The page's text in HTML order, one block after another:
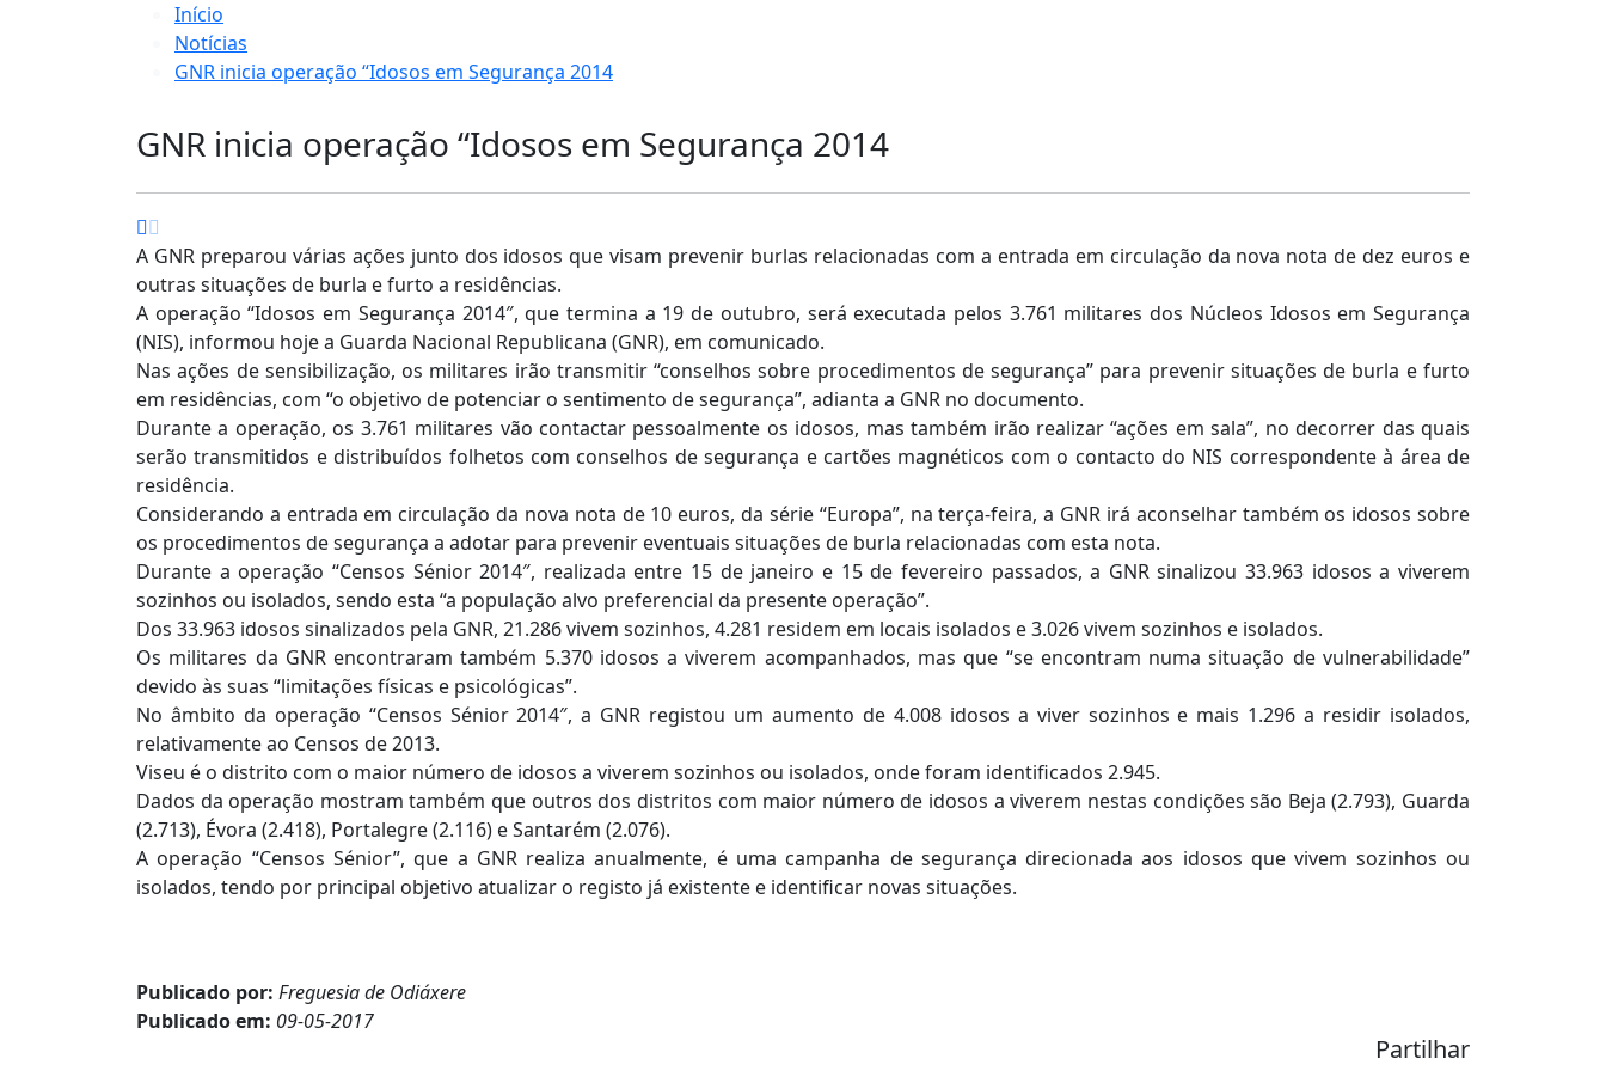
Início
Notícias
GNR inicia operação “Idosos em Segurança 2014
GNR inicia operação “Idosos em Segurança 2014
A GNR preparou várias ações junto dos idosos que visam prevenir burlas relacionadas com a entrada em circulação da nova nota de dez euros e
outras situações de burla e furto a residências.
A operação “Idosos em Segurança 2014″, que termina a 19 de outubro, será executada pelos 3.761 militares dos Núcleos Idosos em Segurança
(NIS), informou hoje a Guarda Nacional Republicana (GNR), em comunicado.
Nas ações de sensibilização, os militares irão transmitir “conselhos sobre procedimentos de segurança” para prevenir situações de burla e furto
em residências, com “o objetivo de potenciar o sentimento de segurança”, adianta a GNR no documento.
Durante a operação, os 3.761 militares vão contactar pessoalmente os idosos, mas também irão realizar “ações em sala”, no decorrer das quais
serão transmitidos e distribuídos folhetos com conselhos de segurança e cartões magnéticos com o contacto do NIS correspondente à área de
residência.
Considerando a entrada em circulação da nova nota de 10 euros, da série “Europa”, na terça-feira, a GNR irá aconselhar também os idosos sobre
os procedimentos de segurança a adotar para prevenir eventuais situações de burla relacionadas com esta nota.
Durante a operação “Censos Sénior 2014″, realizada entre 15 de janeiro e 15 de fevereiro passados, a GNR sinalizou 33.963 idosos a viverem
sozinhos ou isolados, sendo esta “a população alvo preferencial da presente operação”.
Dos 33.963 idosos sinalizados pela GNR, 21.286 vivem sozinhos, 4.281 residem em locais isolados e 3.026 vivem sozinhos e isolados.
Os militares da GNR encontraram também 5.370 idosos a viverem acompanhados, mas que “se encontram numa situação de vulnerabilidade”
devido às suas “limitações físicas e psicológicas”.
No âmbito da operação “Censos Sénior 2014″, a GNR registou um aumento de 4.008 idosos a viver sozinhos e mais 1.296 a residir isolados,
relativamente ao Censos de 2013.
Viseu é o distrito com o maior número de idosos a viverem sozinhos ou isolados, onde foram identificados 2.945.
Dados da operação mostram também que outros dos distritos com maior número de idosos a viverem nestas condições são Beja (2.793), Guarda
(2.713), Évora (2.418), Portalegre (2.116) e Santarém (2.076).
A operação “Censos Sénior”, que a GNR realiza anualmente, é uma campanha de segurança direcionada aos idosos que vivem sozinhos ou
isolados, tendo por principal objetivo atualizar o registo já existente e identificar novas situações.
Publicado por: Freguesia de Odiáxere
Publicado em: 09-05-2017
Partilhar